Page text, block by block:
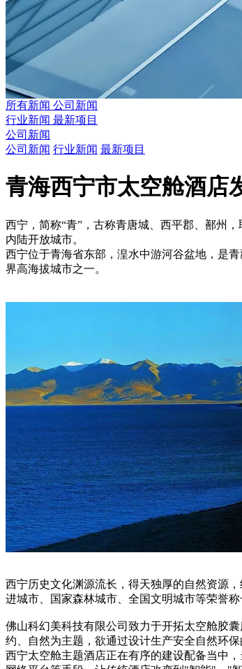
所有新闻 公司新闻
行业新闻 最新项目
公司新闻
公司新闻 行业新闻 最新项目
青海西宁市太空舱酒店
西宁，简称“青”，古称青唐城、西平郡、鄯州
内陆开放城市。
西宁位于青海省东部，湟水中游河谷盆地，是
界高海拔城市之一。
西宁历史文化渊源流长，得天独厚的自然资源
进城市、国家森林城市、全国文明城市等荣誉称
佛山科幻美科技有限公司致力于开拓太空舱胶
约、自然为主题，欲通过设计生产安全自然环
西宁太空舱主题酒店正在有序的建设配备当中